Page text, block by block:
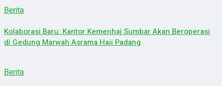
Berita
Kolaborasi Baru: Kantor Kemenhaj Sumbar Akan Beroperasi
di Gedung Marwah Asrama Haji Padang
Berita